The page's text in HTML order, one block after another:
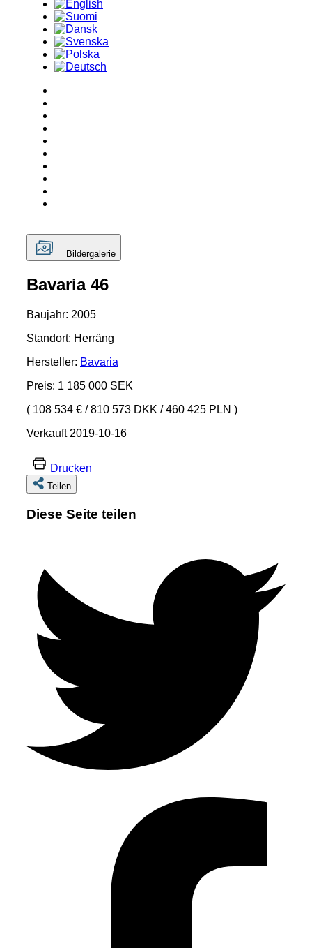
Bildergalerie
Bavaria 46
Baujahr: 2005
Standort: Herräng
Hersteller: Bavaria
Preis: 1 185 000 SEK
( 108 534 € /810 573 DKK /460 425 PLN )
Verkauft 2019-10-16
Drucken
Teilen
Diese Seite teilen